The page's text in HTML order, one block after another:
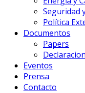
Seguridad
Política
Documentos
Papers
Eventos
Prensa
Contacto